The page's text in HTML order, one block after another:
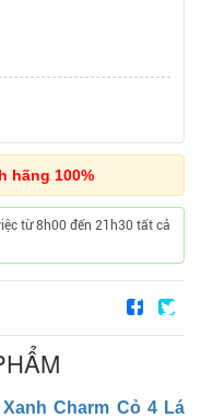
hãng 100%
từ 8h00 đến 21h30 tất cả
Charm Cỏ 4 Lá